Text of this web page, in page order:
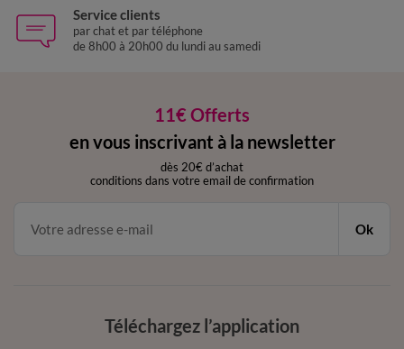
Service clients
par chat et par téléphone
de 8h00 à 20h00 du lundi au samedi
11€ Offerts
en vous inscrivant à la newsletter
dès 20€ d’achat
conditions dans votre email de confirmation
Ok
Téléchargez l’application